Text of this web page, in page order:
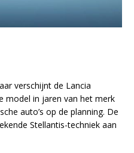
verschijnt de Lancia
model in jaren van het merk
auto’s op de planning. De
Stellantis-techniek aan